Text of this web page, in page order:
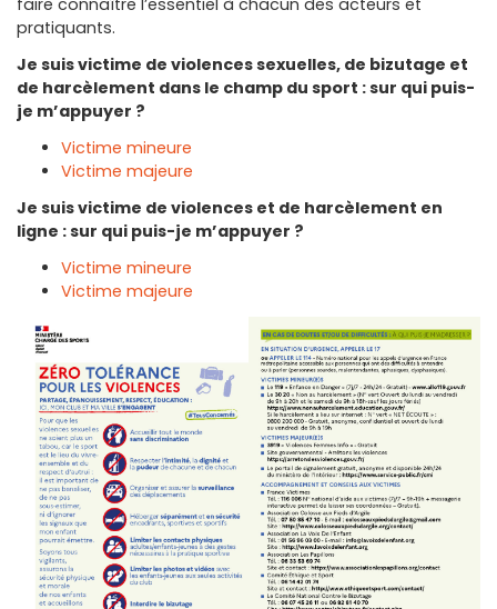
faire connaître l’essentiel à chacun des acteurs et
pratiquants.
Je suis victime de violences sexuelles, de bizutage et
de harcèlement dans le champ du sport : sur qui puis-
je m’appuyer ?
Victime mineure
Victime majeure
Je suis victime de violences et de harcèlement en
ligne : sur qui puis-je m’appuyer ?
Victime mineure
Victime majeure